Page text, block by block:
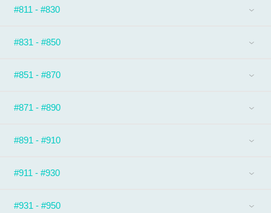
#811 - #830
#831 - #850
#851 - #870
#871 - #890
#891 - #910
#911 - #930
#931 - #950